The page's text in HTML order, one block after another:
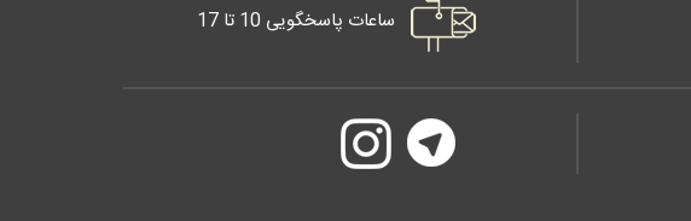
ساعات پاسخگویی 10 تا 17